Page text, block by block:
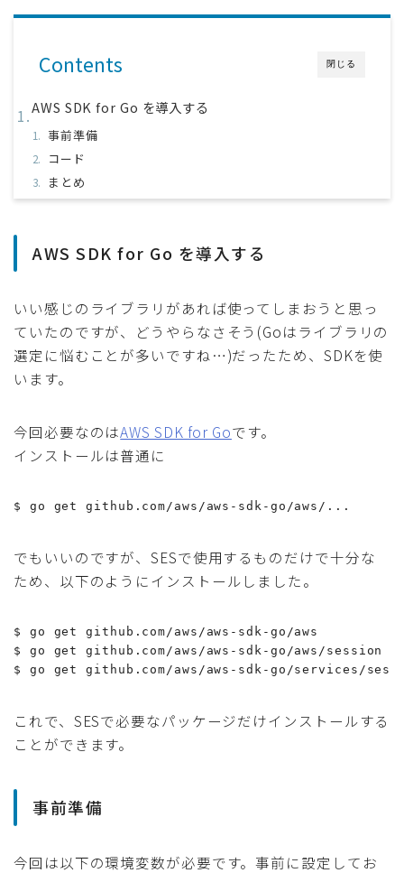
閉じる
Contents
AWS SDK for Go を導入する
事前準備
コード
まとめ
AWS SDK for Go を導入する
いい感じのライブラリがあれば使ってしまおうと思っ
ていたのですが、どうやらなさそう(Goはライブラリの
選定に悩むことが多いですね…)だったため、SDKを使
います。
今回必要なのはAWS SDK for Goです。
インストールは普通に
$ go get github.com/aws/aws-sdk-go/aws/...
でもいいのですが、SESで使用するものだけで十分な
ため、以下のようにインストールしました。
$ go get github.com/aws/aws-sdk-go/aws
$ go get github.com/aws/aws-sdk-go/aws/session
$ go get github.com/aws/aws-sdk-go/services/ses
これで、SESで必要なパッケージだけインストールする
ことができます。
事前準備
今回は以下の環境変数が必要です。事前に設定してお